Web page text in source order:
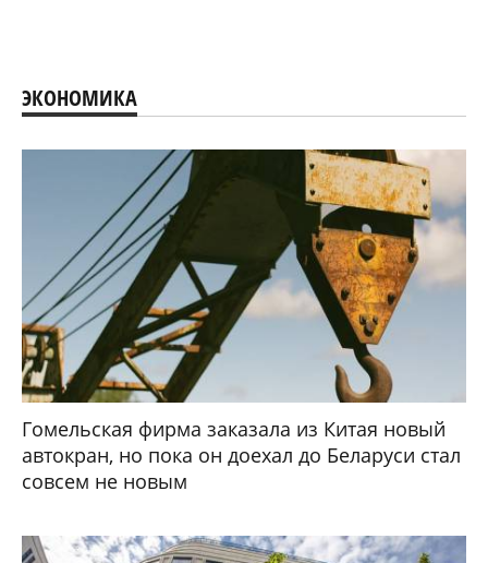
ЭКОНОМИКА
Гомельская фирма заказала из Китая новый
автокран, но пока он доехал до Беларуси стал
совсем не новым